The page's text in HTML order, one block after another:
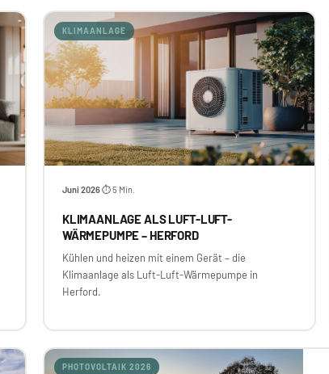
KLIMAANLAGE
Juni 2026·⏱ 5 Min.
KLIMAANLAGE ALS LUFT-LUFT-
WÄRMEPUMPE – HERFORD
Kühlen und heizen mit einem Gerät – die
Klimaanlage als Luft-Luft-Wärmepumpe in
Herford.
PHOTOVOLTAIK 2026